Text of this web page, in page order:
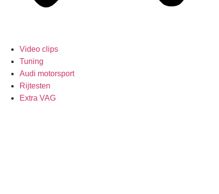
Video clips
Tuning
Audi motorsport
Rijtesten
Extra VAG